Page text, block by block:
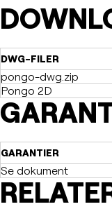
DWG-FILER
pongo-dwg.zip
Pongo 2D
GARANTIER
Se dokument